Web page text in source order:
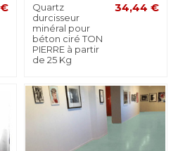
Quartz
durcisseur
minéral pour
béton ciré TON
PIERRE à partir
de 25 Kg
34,44 €